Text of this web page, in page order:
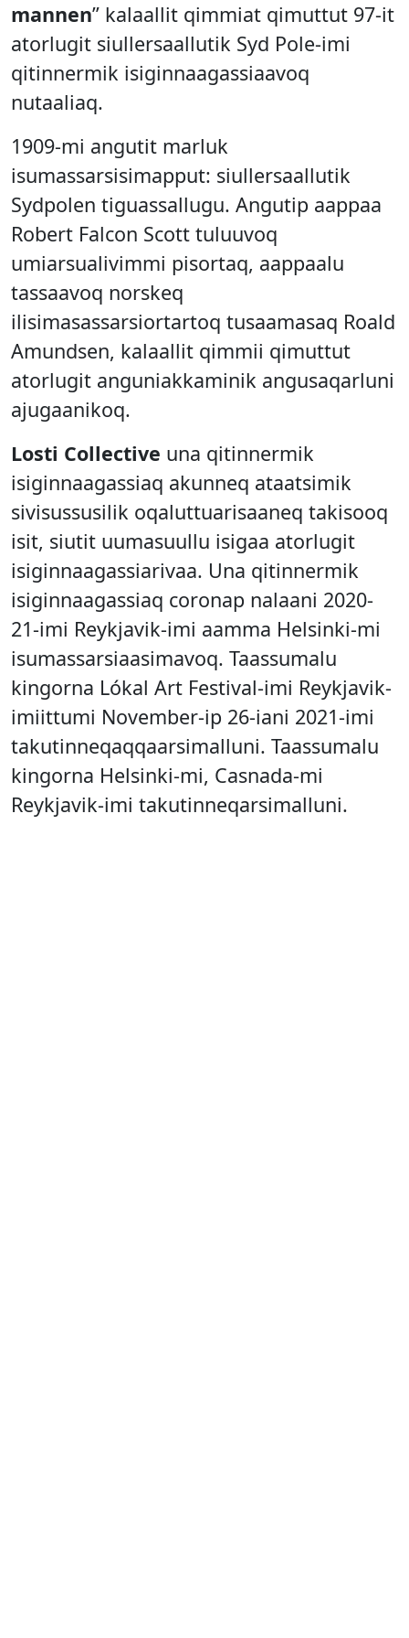
mannen” kalaallit qimmiat qimuttut 97-it
atorlugit siullersaallutik Syd Pole-imi
qitinnermik isiginnaagassiaavoq
nutaaliaq.
1909-mi angutit marluk
isumassarsisimapput: siullersaallutik
Sydpolen tiguassallugu. Angutip aappaa
Robert Falcon Scott tuluuvoq
umiarsualivimmi pisortaq, aappaalu
tassaavoq norskeq
ilisimasassarsiortartoq tusaamasaq Roald
Amundsen, kalaallit qimmii qimuttut
atorlugit anguniakkaminik angusaqarluni
ajugaanikoq.
Losti Collective una qitinnermik
isiginnaagassiaq akunneq ataatsimik
sivisussusilik oqaluttuarisaaneq takisooq
isit, siutit uumasuullu isigaa atorlugit
isiginnaagassiarivaa. Una qitinnermik
isiginnaagassiaq coronap nalaani 2020-
21-imi Reykjavik-imi aamma Helsinki-mi
isumassarsiaasimavoq. Taassumalu
kingorna Lókal Art Festival-imi Reykjavik-
imiittumi November-ip 26-iani 2021-imi
takutinneqaqqaarsimalluni. Taassumalu
kingorna Helsinki-mi, Casnada-mi
Reykjavik-imi takutinneqarsimalluni.